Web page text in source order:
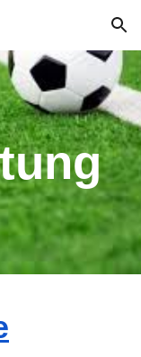
Skip to navigation